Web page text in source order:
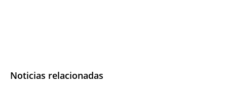
Noticias relacionadas